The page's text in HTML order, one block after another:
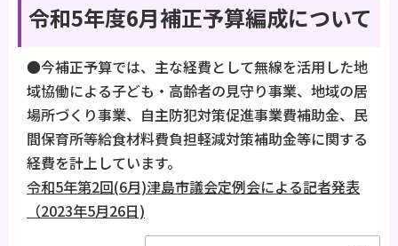
令和5年度6月補正予算編成について
●今補正予算では、主な経費として無線を活用した地
域協働による子ども・高齢者の見守り事業、地域の居
場所づくり事業、自主防犯対策促進事業費補助金、民
間保育所等給食材料費負担軽減対策補助金等に関する
経費を計上しています。
令和5年第2回(6月)津島市議会定例会による記者発表
（2023年5月26日)